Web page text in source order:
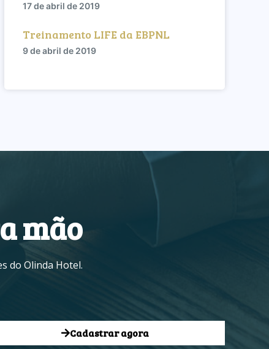
17 de abril de 2019
Treinamento LIFE da EBPNL
9 de abril de 2019
mão
do Olinda Hotel.
Cadastrar agora